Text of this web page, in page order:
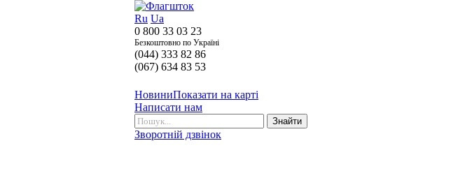
Ru Ua
0 800 33 03 23
Безкоштовно по Україні
(044) 333 82 86
(067) 634 83 53
НовиниПоказати на карті
Написати нам
Зворотній дзвінок